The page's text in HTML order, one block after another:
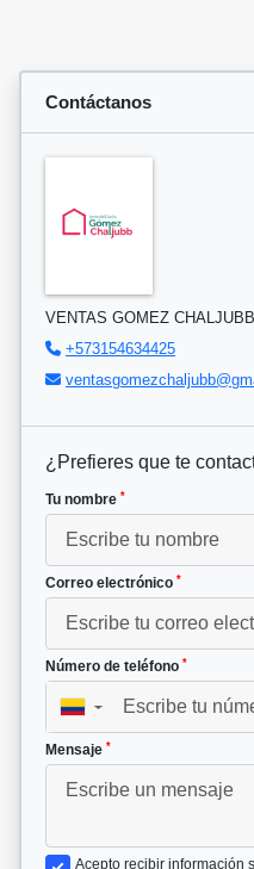
Contáctanos
VENTAS GOMEZ CHALJUBB
+573154634425
¿Prefieres que te
Tu nombre *
Correo electrónico *
Número de teléfono *
▼
Mensaje *
Acepto recibir información